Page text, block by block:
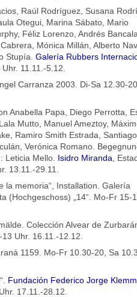
Raúl Rodríguez, Susana
Otegui, Marina Sábato, Mario
Féliz Lorenzo, Andrés
Mónica Millán, Alberto
Stupía. Galería Rubbers
11.11.-5.12.
Carranza 2003. Di-Sa 12.30-
Anabella Papa, Diego Perrotta,
Mutto, Manuel Ameztoy,
Ramiro Smith Estrada, Santiago
Verónica Romano.
Leticia Mello. Isidro Miranda ,
13.11.-29.11.
la memoria“, Installation. Galería
(Hochgeschoss) „14“. Mo-Fr 15-
Colección Alvear de
Uhr. 16.11.-12.12.
1159. Mo-Fr 10.30-20, Sa
Fundación Federico Jorge Klemm
17.11.-28.12.